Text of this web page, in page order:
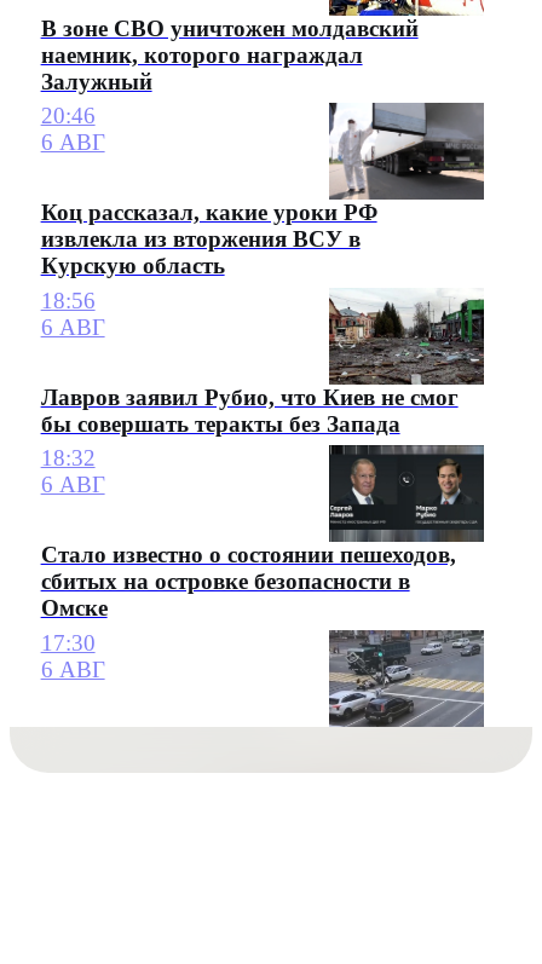
В зоне СВО уничтожен молдавский
наемник, которого награждал
Залужный
20:46
6 АВГ
Коц рассказал, какие уроки РФ
извлекла из вторжения ВСУ в
Курскую область
18:56
6 АВГ
Лавров заявил Рубио, что Киев не смог
бы совершать теракты без Запада
18:32
6 АВГ
Стало известно о состоянии пешеходов,
сбитых на островке безопасности в
Омске
17:30
6 АВГ